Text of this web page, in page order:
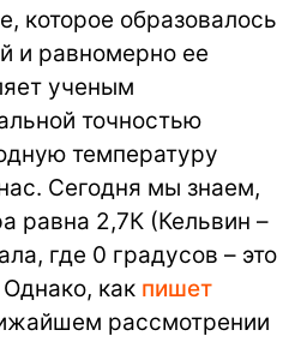
которое образовалось
и равномерно ее
ученым
точностью
температуру
Сегодня мы знаем,
равна 2,7К (Кельвин –
где 0 градусов – это
как пишет
рассмотрении